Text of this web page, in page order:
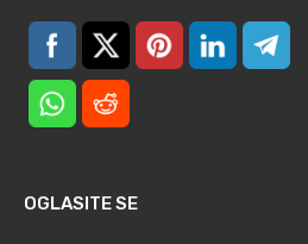
OGLASITE SE